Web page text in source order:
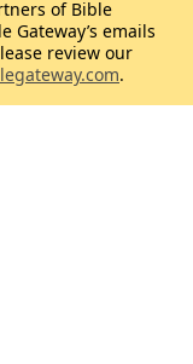
of Bible
Gateway’s emails
review our
.